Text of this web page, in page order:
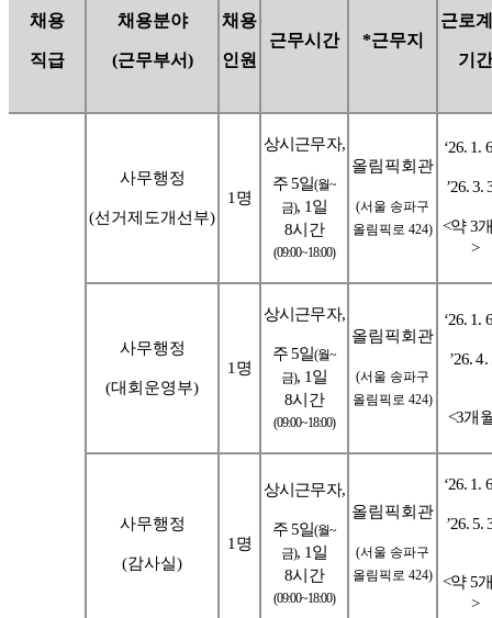
채용
직급
채용분야
(근무부서)
채용
인원
근무시간 *근무지
근로
기간
사무행정
(선거제도개선부)
1 명
상시근무자,
주5일(월~
금), 1일
8시간
(09:00~18:00)
올림픽회관
(서울 송파구
올림픽로 424)
‘26. 1.
’26. 3.
<약3
>
사무행정
(대회운영부)
1 명
상시근무자,
주5일(월~
금), 1일
8시간
(09:00~18:00)
올림픽회관
(서울 송파구
올림픽로 424)
‘26. 1.
’26. 4.
<3개
사무행정
(감사실)
1 명
상시근무자,
주5일(월~
금), 1일
8시간
(09:00~18:00)
올림픽회관
(서울 송파구
올림픽로 424)
‘26. 1.
’26. 5.
<약5
>